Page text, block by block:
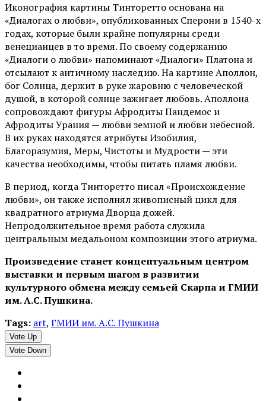
Иконография картины Тинторетто основана на
«Диалогах о любви», опубликованных Сперони в 1540-х
годах, которые были крайне популярны среди
венецианцев в то время. По своему содержанию
«Диалоги о любви» напоминают «Диалоги» Платона и
отсылают к античному наследию. На картине Аполлон,
бог Солнца, держит в руке жаровню с человеческой
душой, в которой солнце зажигает любовь. Аполлона
сопровождают фигуры Афродиты Пандемос и
Афродиты Урания — любви земной и любви небесной.
В их руках находятся атрибуты Изобилия,
Благоразумия, Меры, Чистоты и Мудрости — эти
качества необходимы, чтобы питать пламя любви.
В период, когда Тинторетто писал «Происхождение
любви», он также исполнял живописный цикл для
квадратного атриума Дворца дожей.
Непродолжительное время работа служила
центральным медальоном композиции этого атриума.
Произведение станет концептуальным центром
выставки и первым шагом в развитии
культурного обмена между семьей Скарпа и ГМИИ
им. А.С. Пушкина.
Tags: art, ГМИИ им. А.С. Пушкина
Vote Up
Vote Down